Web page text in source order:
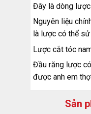
Đây là dòng
Nguyên liệu
là lược có thể
Lược cắt tóc
Đầu răng lược
được anh em
Sản